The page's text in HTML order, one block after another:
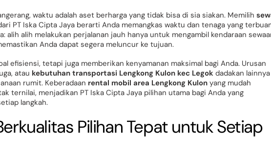
waktu adalah aset berharga yang tidak bisa di sia siakan. Memilih
PT Iska Cipta Jaya berarti Anda memangkas waktu dan tenaga yang
alih alih melakukan perjalanan jauh hanya untuk mengambil kendaraan
Anda dapat segera meluncur ke tujuan.
efisiensi, tetapi juga memberikan kenyamanan maksimal bagi Anda. Urusan
atau kebutuhan transportasi Lengkong Kulon kec Legok dadakan lainnya
rumit. Keberadaan rental mobil area Lengkong Kulon yang mudah
ternilai, menjadikan PT Iska Cipta Jaya pilihan utama bagi Anda yang
langkah.
Pilihan Tepat untuk Setiap